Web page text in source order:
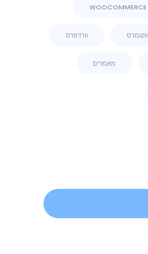
WOOCOMMERCE
ווקומרס וורדפרס
מאמרים